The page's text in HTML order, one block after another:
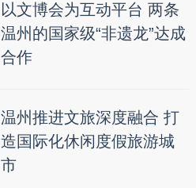
以文博会为互动平台 两条
温州的国家级“非遗龙”达成
合作
温州推进文旅深度融合 打
造国际化休闲度假旅游城
市